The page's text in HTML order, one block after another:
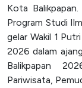
Fasilitas
Unit Kegiatan
Layanan
Kota
Program Studi
gelar Wakil 1
2026 dalam
Balikpapan
Pariwisata,